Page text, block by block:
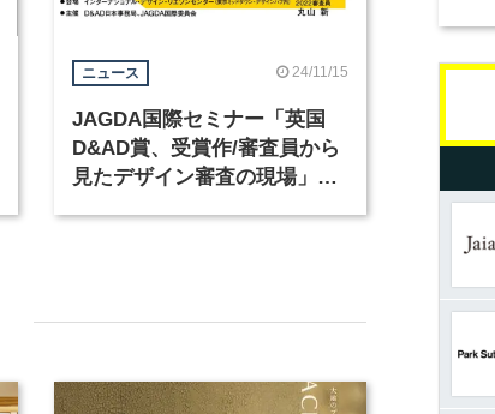
ニュース 24/11/15
JAGDA国際セミナー「英国
D&AD賞、受賞作/審査員から
見たデザイン審査の現場」を